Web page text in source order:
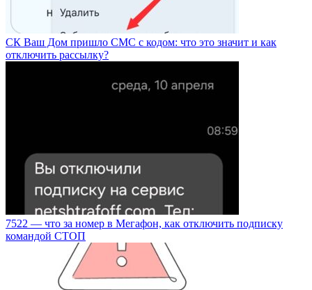
СК Ваш Дом пришло СМС с кодом: что это значит и как
отключить рассылку?
7522 — что за номер в Мегафон, как отключить подписку
командой СТОП